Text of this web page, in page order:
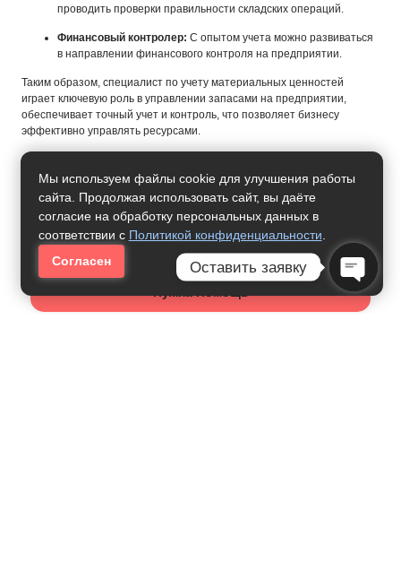
проводить проверки правильности складских операций.
Финансовый контролер: С опытом учета можно развиваться
в направлении финансового контроля на предприятии.
Таким образом, специалист по учету материальных ценностей
играет ключевую роль в управлении запасами на предприятии,
обеспечивает точный учет и контроль, что позволяет бизнесу
эффективно управлять ресурсами.
Мы используем файлы cookie для улучшения работы
сайта. Продолжая использовать сайт, вы даёте
согласие на обработку персональных данных в
соответствии с Политикой конфиденциальности
Согласен
Оставить заявку
Open